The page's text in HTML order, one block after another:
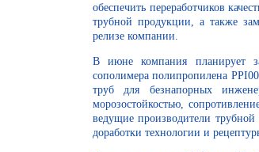
обеспечить переработчиков
трубной продукции, а также
релизе компании.
В июне компания планирует
сополимера полипропилена
труб для безнапорных
морозостойкостью,
ведущие производители
доработки технологии и